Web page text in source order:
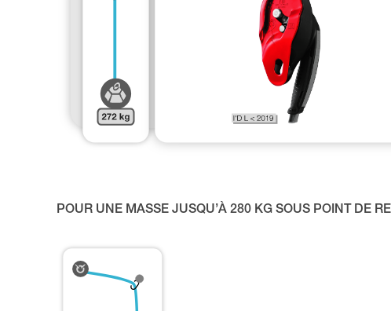
POUR UNE MASSE JUSQU’À 280 KG SOUS POINT DE